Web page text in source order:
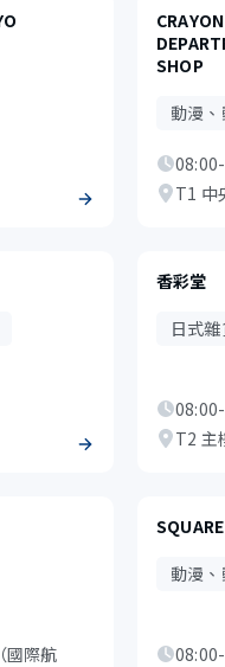
SHOP
動漫
T1 中
香彩堂
日式
T2 主
國際航
動漫